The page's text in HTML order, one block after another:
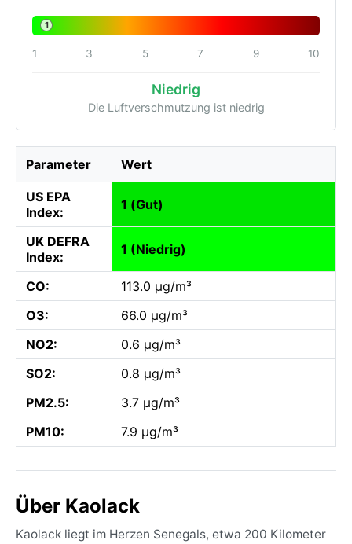
1
1 3 5 7 9 10
Niedrig
Die Luftverschmutzung ist niedrig
Parameter Wert
US EPA
Index:
1 (Gut)
UK DEFRA
Index:
1 (Niedrig)
CO:
113.0 µg/m³
O3:
66.0 µg/m³
NO2:
0.6 µg/m³
SO2:
0.8 µg/m³
PM2.5:
3.7 µg/m³
PM10:
7.9 µg/m³
Über Kaolack
Kaolack liegt im Herzen Senegals, etwa 200 Kilometer